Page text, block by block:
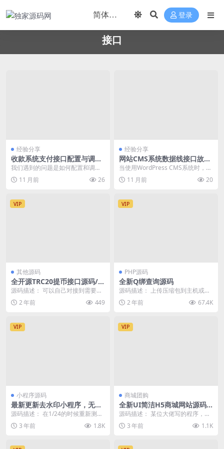
登录
接口
经验分享
收款系统支付接口配置与调试
指南
我们遇到的问题是如何配置和调试
一个网站源码中的收款系统支付接
口，确保用户可以顺利...
11 月前 26
经验分享
网站CMS系统数据线接口故障
排查与解决
当使用WordPress CMS系统时，数
据线接口出现故障通常表现为无法
正常连接...
11 月前 20
VIP
其他源码
全开源TRC20提币接口源码/U
SDT提币转账接口源码
源码描述： 可以自己对接到需要的
平台里，简单方便。 只能学习研
究！可以二开 源码...
2 年前 449
VIP
PHP源码
全新Q绑查询源码
源码描述： 上传压缩包到主机或者
服务器上即可使用 全新Q绑查询源
码 单页无其他东...
2 年前 67.4K
VIP
小程序源码
最新更新去水印小程序，无需
后台，对接接口，支持全网去
水印
源码描述： 在1/24的时候重新测试
了下，又找了一个免费去水印接口
放里面了 感兴...
3 年前 1.8K
VIP
商城团购
全新UI简洁H5商城网站源码-
易支付接口
源码描述： 某位大佬写的程序，从
其他网站看到了，就搬运过来了 测
试了下，界面还可...
3 年前 1.1K